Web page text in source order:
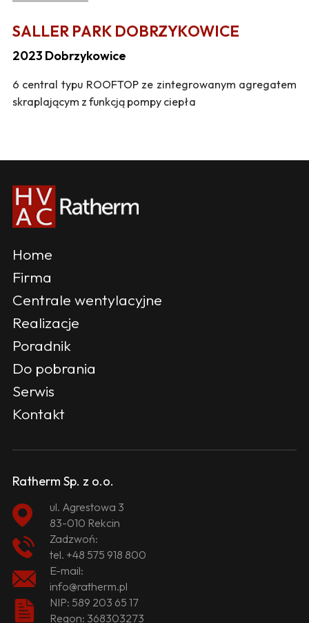
SALLER PARK DOBRZYKOWICE
2023 Dobrzykowice
6 central typu ROOFTOP ze zintegrowanym agregatem
skraplającym z funkcją pompy ciepła
Home
Firma
Centrale wentylacyjne
Realizacje
Poradnik
Do pobrania
Serwis
Kontakt
Ratherm Sp. z o.o.
ul. Agrestowa 3
83-010 Rekcin
Zadzwoń:
tel. +48 575 918 800
E-mail:
info@ratherm.pl
NIP: 589 203 65 17
Regon: 368303273